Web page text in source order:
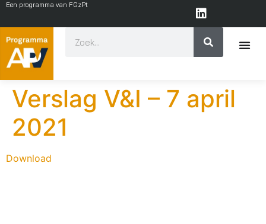
Een programma van FGzPt
Verslag V&I – 7 april
2021
Download